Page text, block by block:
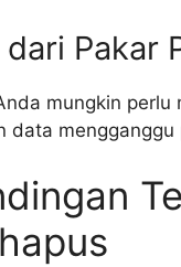
Pakar
mungkin
data